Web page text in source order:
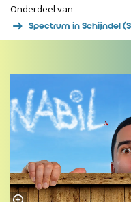
Onderdeel van
Spectrum in Schijndel